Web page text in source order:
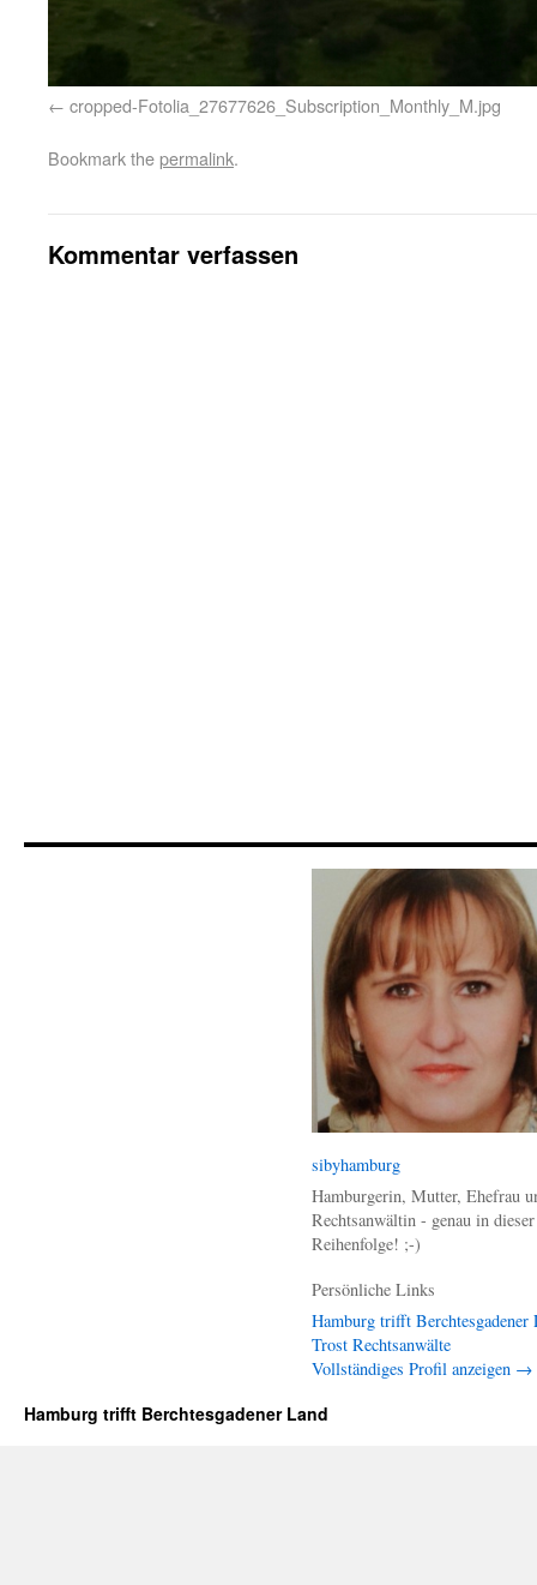
cropped-Fotolia_27677626_Subscription_Monthly_M.jpg
Bookmark thepermalink.
Kommentar verfassen
sibyhamburg
Hamburgerin, Mutter, Ehefrau
Rechtsanwältin - genau in dieser
Reihenfolge! ;-)
Persönliche Links
Hamburg trifft Berchtesgadener
Trost Rechtsanwälte
Vollständiges Profil anzeigen →
Hamburg trifft Berchtesgadener Land